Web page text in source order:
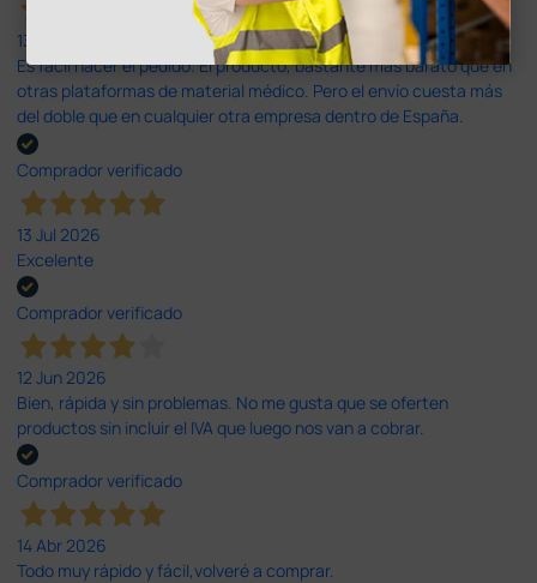
13 Jul 2026
Es fácil hacer el pedido. El producto, bastante mas barato que en
otras plataformas de material médico. Pero el envío cuesta más
del doble que en cualquier otra empresa dentro de España.
Comprador verificado
13 Jul 2026
Excelente
Comprador verificado
12 Jun 2026
Bien, rápida y sin problemas. No me gusta que se oferten
productos sin incluir el IVA que luego nos van a cobrar.
Comprador verificado
14 Abr 2026
Todo muy rápido y fácil,volveré a comprar.